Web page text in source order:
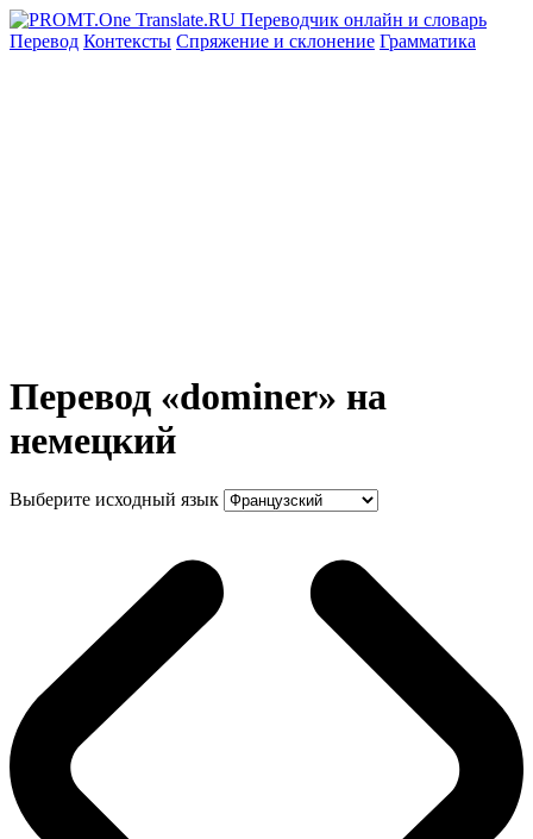
Перевод Контексты Спряжение и склонение Грамматика
Перевод «dominer» на
немецкий
Выберите исходный язык